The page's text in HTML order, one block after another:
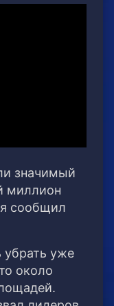
значимый
миллион
сообщил
убрать уже
около